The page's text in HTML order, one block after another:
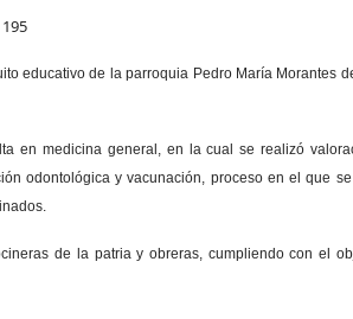
educativo de la parroquia Pedro María Morantes
en medicina general, en la cual se realizó
odontológica y vacunación, proceso en el que
de la patria y obreras, cumpliendo con el